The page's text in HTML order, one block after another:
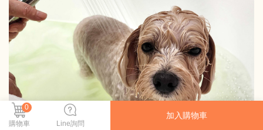
0
購物車
Line詢問
加入購物車